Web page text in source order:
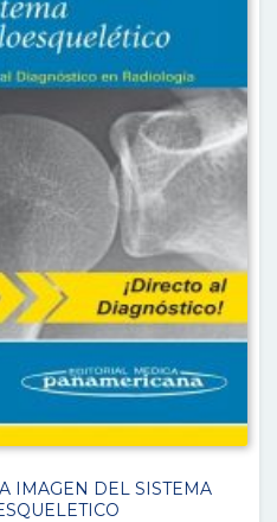
IMAGEN DEL SISTEMA